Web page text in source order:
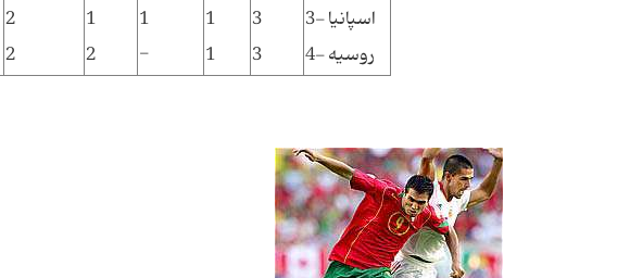
2
2
1
2
1
-
1
1
3
3
3- اسپانیا
4- روسیه